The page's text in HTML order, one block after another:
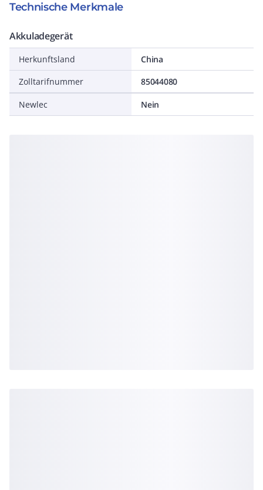
Technische Merkmale
Akkuladegerät
Herkunftsland
China
Zolltarifnummer
85044080
Newlec Nein